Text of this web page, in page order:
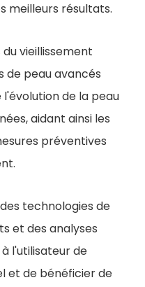
meilleurs résultats.
vieillissement
de peau avancés
de la peau
aidant ainsi les
préventives
technologies de
et des analyses
l'utilisateur de
et de bénéficier de